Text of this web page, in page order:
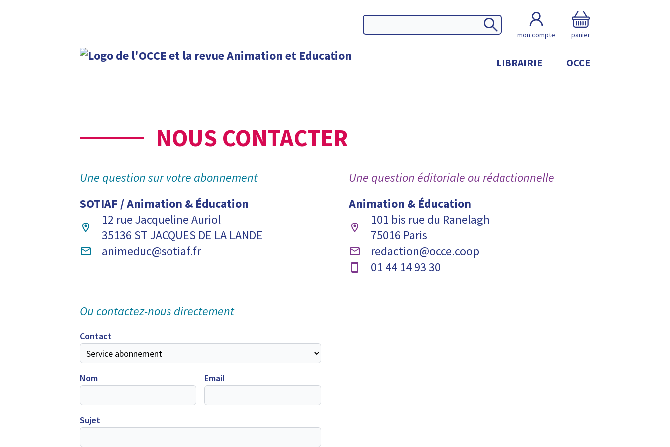
mon compte panier
LIBRAIRIE OCCE
NOUS CONTACTER
Une question sur votre abonnement
SOTIAF / Animation & Éducation
12 rue Jacqueline Auriol
35136 ST JACQUES DE LA LANDE
animeduc@sotiaf.fr
Une question éditoriale ou rédactionnelle
Animation & Éducation
101 bis rue du Ranelagh
75016 Paris
redaction@occe.coop
01 44 14 93 30
Ou contactez-nous directement
Contact
Nom Email
Sujet